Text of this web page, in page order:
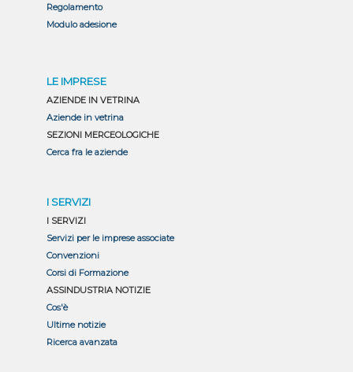
Regolamento
Modulo adesione
LE IMPRESE
AZIENDE IN VETRINA
Aziende in vetrina
SEZIONI MERCEOLOGICHE
Cerca fra le aziende
I SERVIZI
I SERVIZI
Servizi per le imprese associate
Convenzioni
Corsi di Formazione
ASSINDUSTRIA NOTIZIE
Cos'è
Ultime notizie
Ricerca avanzata